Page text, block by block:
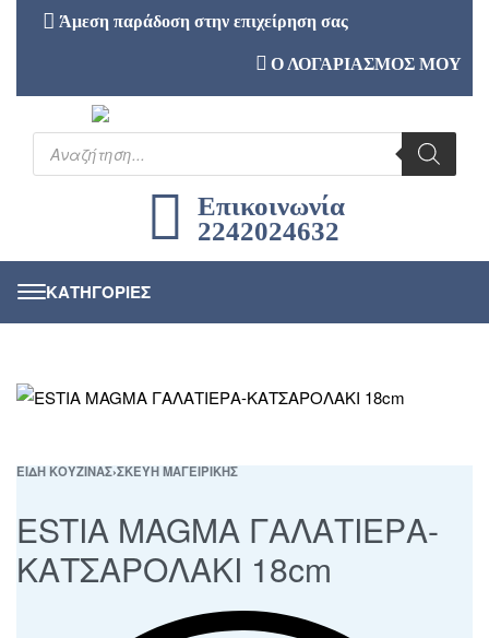
Άμεση παράδοση στην επιχείρηση σας
Ο ΛΟΓΑΡΙΑΣΜΟΣ ΜΟΥ
Επικοινωνία
2242024632
ΕΙΔΗ ΚΟΥΖΙΝΑΣ›ΣΚΕΥΗ ΜΑΓΕΙΡΙΚΗΣ
ESTIA MAGMA ΓΑΛΑΤΙΕΡΑ-
ΚΑΤΣΑΡΟΛΑΚΙ 18cm